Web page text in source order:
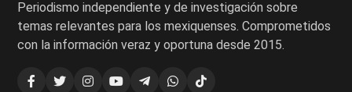
Periodismo independiente y de investigación sobre
temas relevantes para los mexiquenses. Comprometidos
con la información veraz y oportuna desde 2015.